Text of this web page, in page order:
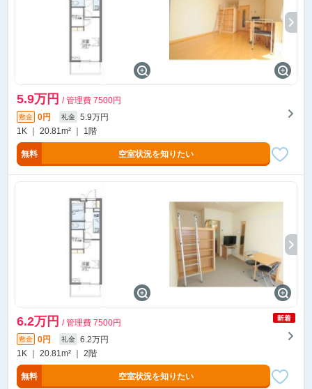
5.9万円 / 管理費 7500円
敷金 0円 礼金
5.9万円
1K ｜ 20.81m² ｜ 1階
無料 空室状況を知りたい
6.2万円 / 管理費 7500円
敷金 0円 礼金
6.2万円
1K ｜ 20.81m² ｜ 2階
無料 空室状況を知りたい